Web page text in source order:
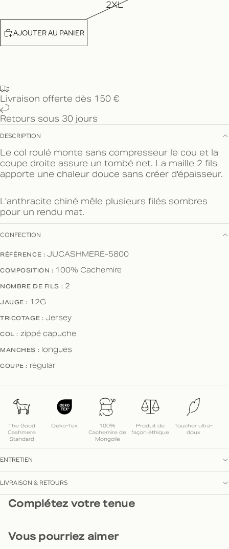
2XL
AJOUTER AU PANIER
Livraison offerte dès 150 €
Retours sous 30 jours
DESCRIPTION
Le col roulé monte sans compresseur le cou et la
coupe droite assure un tombé net. La maille 2 fils
apporte une chaleur douce sans créer d'épaisseur.
L'anthracite chiné mêle plusieurs filés sombres
pour un rendu mat.
CONFECTION
RÉFÉRENCE : JUCASHMERE-5800
COMPOSITION : 100% Cachemire
NOMBRE DE FILS : 2
JAUGE : 12G
TRICOTAGE : Jersey
COL : zippé capuche
MANCHES : longues
COUPE : regular
The Good
Cashmere
Standard
Oeko-Tex
100%
Cachemire de
Mongolie
Produit de
façon éthique
Toucher ultra-
doux
ENTRETIEN
LIVRAISON & RETOURS
Complétez votre tenue
Vous pourriez aimer